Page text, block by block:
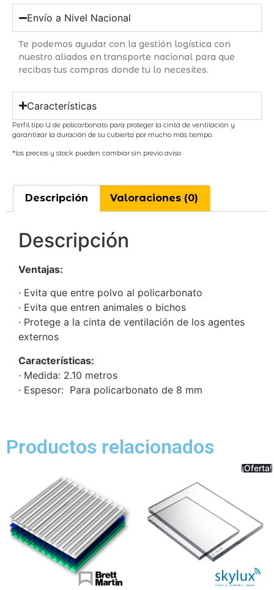
Envío a Nivel Nacional
Te podemos ayudar con la gestión logística con
nuestro aliados en transporte nacional para que
recibas tus compras donde tu lo necesites.
Características
Perfil tipo U de policarbonato para proteger la cinta de ventilación y
garantizar la duración de su cubierta por mucho más tiempo.
*los precios y stock pueden cambiar sin previo aviso
Descripción Valoraciones (0)
Descripción
Ventajas:
· Evita que entre polvo al policarbonato
· Evita que entren animales o bichos
· Protege a la cinta de ventilación de los agentes
externos
Características:
· Medida: 2.10 metros
· Espesor: Para policarbonato de 8 mm
Productos relacionados
¡Oferta!